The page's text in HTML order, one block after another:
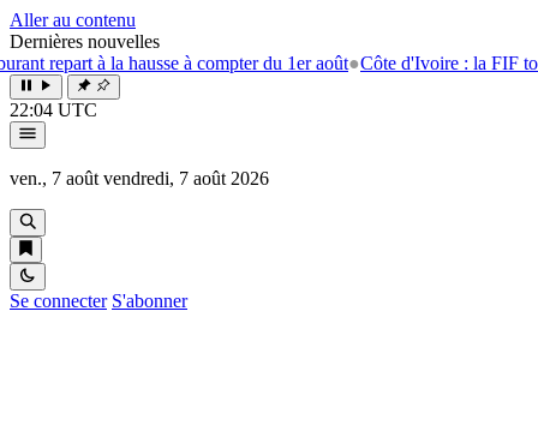
Aller au contenu
Dernières nouvelles
hausse à compter du 1er août●Côte d'Ivoire : la FIF tourne la page
22:04 UTC
ven., 7 août vendredi, 7 août 2026
Se connecter S'abonner